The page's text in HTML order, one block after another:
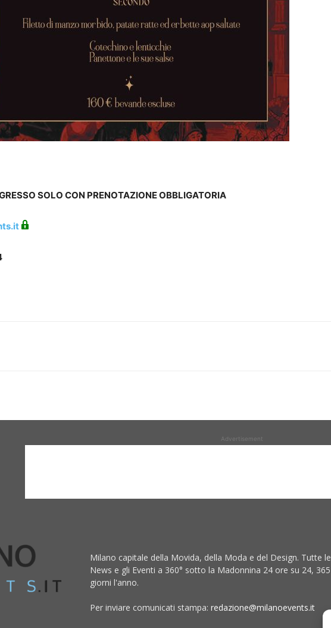
SOLO CON PRENOTAZIONE OBBLIGATORIA
Advertisement
Milano capitale della Movida, della Moda e del Design. Tutte le
News e gli Eventi a 360° sotto la Madonnina 24 ore su 24, 365
giorni l'anno.
Per inviare comunicati stampa: redazione@milanoevents.it